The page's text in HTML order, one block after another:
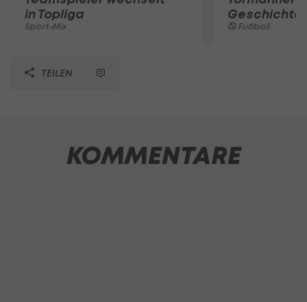
in Topliga
Sport-Mix
Geschichte
Fußball
TEILEN
KOMMENTARE